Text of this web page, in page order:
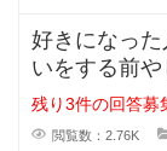
好きになっ
いをする前
ます
残り3件の回答募
閲覧数：2.76K